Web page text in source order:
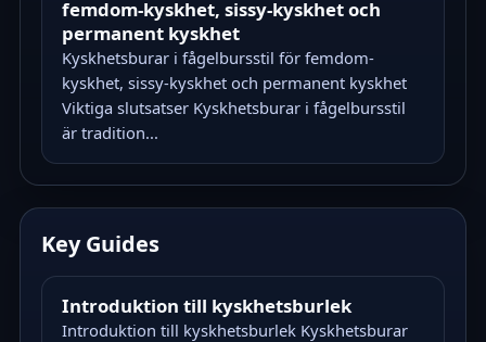
femdom-kyskhet, sissy-kyskhet och
permanent kyskhet
Kyskhetsburar i fågelbursstil för femdom-
kyskhet, sissy-kyskhet och permanent kyskhet
Viktiga slutsatser Kyskhetsburar i fågelbursstil
är tradition...
Key Guides
Introduktion till kyskhetsburlek
Introduktion till kyskhetsburlek Kyskhetsburar